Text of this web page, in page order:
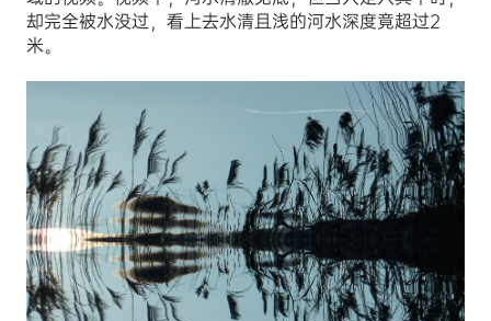
却完全被水没过，看上去水清且浅的河水深度竟超过2
米。